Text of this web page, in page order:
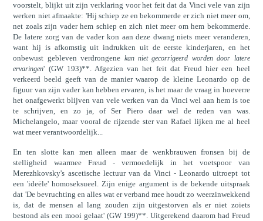
voorstelt, blijkt uit zijn verklaring voor het feit dat da Vinci vele van zijn
werken niet afmaakte: 'Hij schiep ze en bekommerde er zich niet meer om,
net zoals zijn vader hem schiep en zich niet meer om hem bekommerde.
De latere zorg van de vader kon aan deze dwang niets meer veranderen,
want hij is afkomstig uit indrukken uit de eerste kinderjaren, en het
onbewust gebleven verdrongene kan niet gecorrigeerd worden door latere
ervaringen' (GW 193)**. Afgezien van het feit dat Freud hier een heel
verkeerd beeld geeft van de manier waarop de kleine Leonardo op de
figuur van zijn vader kan hebben ervaren, is het maar de vraag in hoeverre
het onafgewerkt blijven van vele werken van da Vinci wel aan hem is toe
te schrijven, en zo ja, of Ser Piero daar wel de reden van was.
Michelangelo, maar vooral de rijzende ster van Rafael lijken me al heel
wat meer verantwoordelijk...
En ten slotte kan men alleen maar de wenkbrauwen fronsen bij de
stelligheid waarmee Freud - vermoedelijk in het voetspoor van
Merezhkovsky's ascetische lectuur van da Vinci - Leonardo uitroept tot
een 'ideële' homoseksueel. Zijn enige argument is de bekende uitspraak
dat 'De bevruchting en alles wat er verband mee houdt zo weerzinwekkend
is, dat de mensen al lang zouden zijn uitgestorven als er niet zoiets
bestond als een mooi gelaat' (GW 199)**. Uitgerekend daarom had Freud